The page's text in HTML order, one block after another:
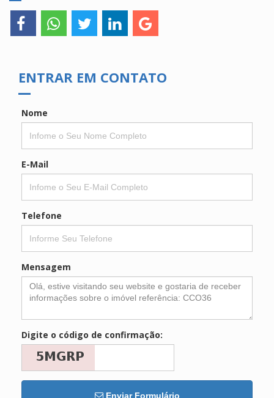
ENTRAR EM CONTATO
Nome
E-Mail
Telefone
Mensagem
Digite o código de confirmação:
Enviar Formulário